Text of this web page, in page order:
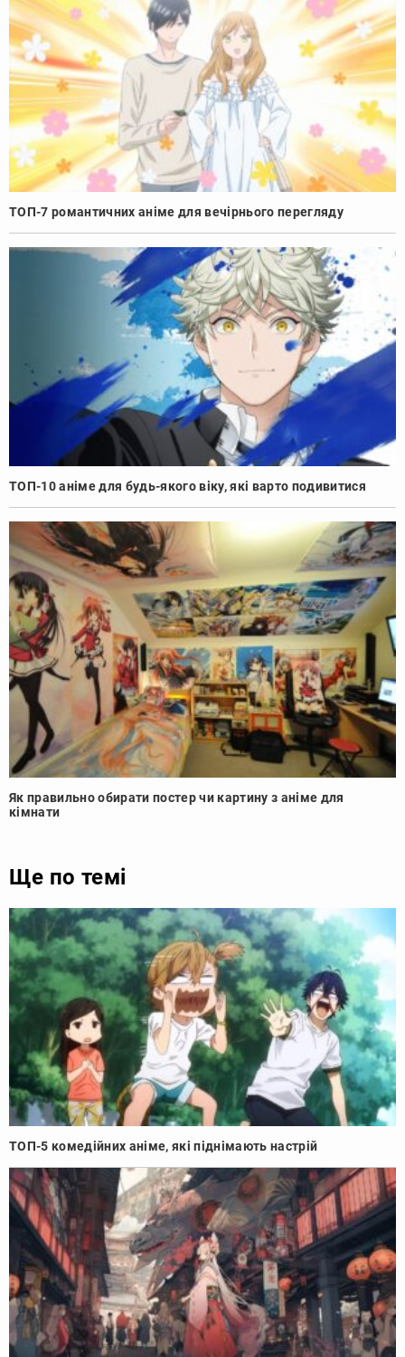
ТОП-7 романтичних аніме для вечірнього перегляду
ТОП-10 аніме для будь-якого віку, які варто подивитися
Як правильно обирати постер чи картину з аніме для
кімнати
Ще по темі
ТОП-5 комедійних аніме, які піднімають настрій